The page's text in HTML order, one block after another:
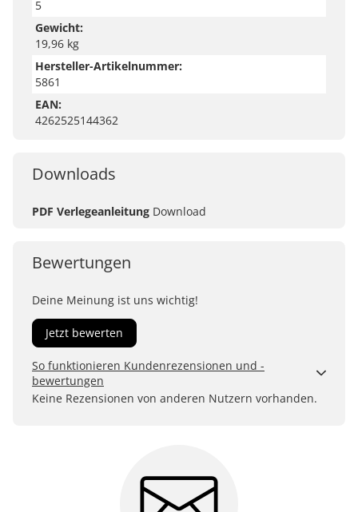
5
Gewicht:
19,96 kg
Hersteller-Artikelnummer:
5861
EAN:
4262525144362
Downloads
PDF Verlegeanleitung Download
Bewertungen
Deine Meinung ist uns wichtig!
Jetzt bewerten
So funktionieren Kundenrezensionen und -
bewertungen
Kundenbewertungen sind für uns und unsere Kunden
Erfahren Sie mehr darüber, wie Kundenbewertungen
bei uns funktionieren
Keine Rezensionen von anderen Nutzern vorhanden.